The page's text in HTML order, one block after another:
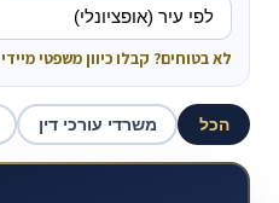
לא בטוחים? קבלו כיוון משפטי מיידי
הכל משרדי עורכי דין